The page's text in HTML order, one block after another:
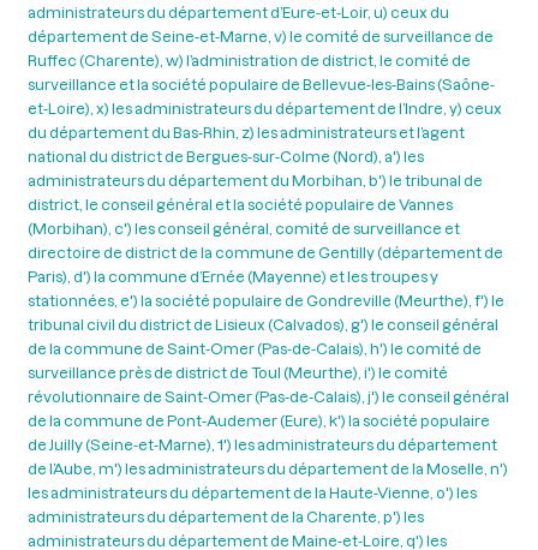
administrateurs du département d’Eure-et-Loir, u) ceux du
département de Seine-et-Marne, v) le comité de surveillance de
Ruffec (Charente), w) l’administration de district, le comité de
surveillance et la société populaire de Bellevue-les-Bains (Saône-
et-Loire), x) les administrateurs du département de l’Indre, y) ceux
du département du Bas-Rhin, z) les administrateurs et l’agent
national du district de Bergues-sur-Colme (Nord), a') les
administrateurs du département du Morbihan, b') le tribunal de
district, le conseil général et la société populaire de Vannes
(Morbihan), c') les conseil général, comité de surveillance et
directoire de district de la commune de Gentilly (département de
Paris), d') la commune d’Ernée (Mayenne) et les troupes y
stationnées, e') la société populaire de Gondreville (Meurthe), f') le
tribunal civil du district de Lisieux (Calvados), g') le conseil général
de la commune de Saint-Omer (Pas-de-Calais), h') le comité de
surveillance près de district de Toul (Meurthe), i') le comité
révolutionnaire de Saint-Omer (Pas-de-Calais), j') le conseil général
de la commune de Pont-Audemer (Eure), k') la société populaire
de Juilly (Seine-et-Marne), 1') les administrateurs du département
de l’Aube, m') les administrateurs du département de la Moselle, n')
les administrateurs du département de la Haute-Vienne, o') les
administrateurs du département de la Charente, p') les
administrateurs du département de Maine-et-Loire, q') les